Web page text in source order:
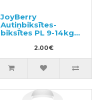
JoyBerry
Autiņbiksītes-
biksītes PL 9-14kg
2.00€